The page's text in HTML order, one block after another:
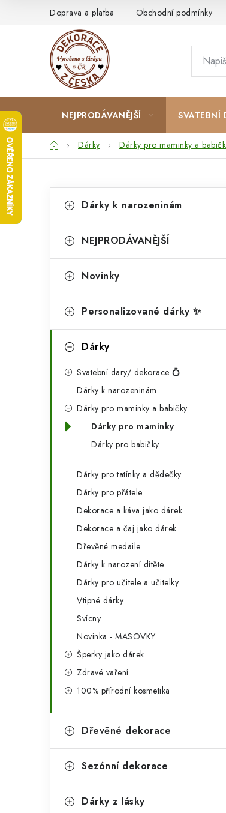
Doprava a platba Obchodní podmínky
NEJPRODÁVANĚJŠÍ SVATEBNÍ
DomůDárky Dárky pro maminky a
o
t
r
n
kategorie
a
e
o
i
Dárky k narozeninám
NEJPRODÁVANĚJŠÍ
Novinky
Personalizované dárky ✨
Dárky
Svatební dary/ dekorace 💍
Dárky k narozeninám
Dárky pro maminky a babičky
Dárky pro maminky
Dárky pro babičky
Dárky pro tatínky a dědečky
Dárky pro přátele
Dekorace a káva jako dárek
Dekorace a čaj jako dárek
Dřevěné medaile
Dárky k narození dítěte
Dárky pro učitele a učitelky
Vtipné dárky
Svícny
Novinka - MASOVKY
Šperky jako dárek
Zdravé vaření
100% přírodní kosmetika
Dřevěné dekorace
Sezónní dekorace
Dárky z lásky